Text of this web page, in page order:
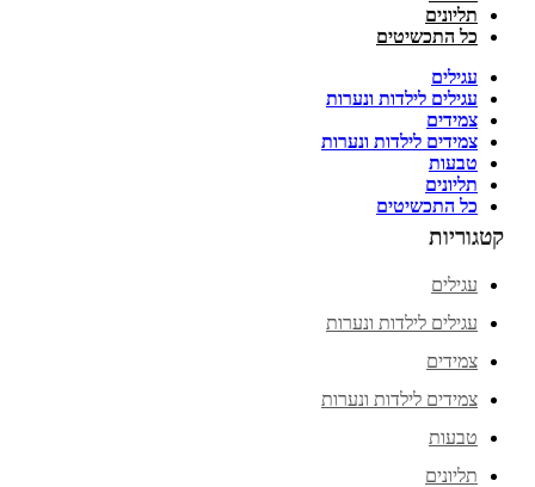
תליונים
כל התכשיטים
עגילים
עגילים לילדות ונערות
צמידים
צמידים לילדות ונערות
טבעות
תליונים
כל התכשיטים
קטגוריות
עגילים
עגילים לילדות ונערות
צמידים
צמידים לילדות ונערות
טבעות
תליונים